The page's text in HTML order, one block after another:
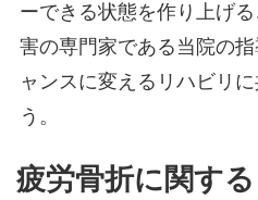
ーできる状態を作り上げ
害の専門家である当院の
ャンスに変えるリハビリ
う。
疲労骨折に関す